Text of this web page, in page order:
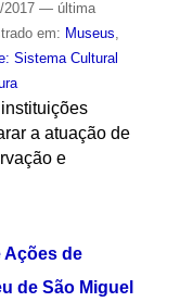
— última
em: Museus
Sistema Cultural
a atuação de
e
Ações de
de São Miguel